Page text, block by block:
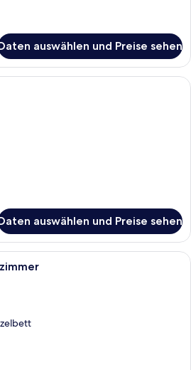
auswählen und Preise sehen
Ein Hotelzimmer mit einem großen
auswählen und Preise sehen
Ein Hotelzimmer mit einem großen